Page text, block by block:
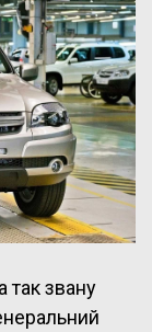
так звану